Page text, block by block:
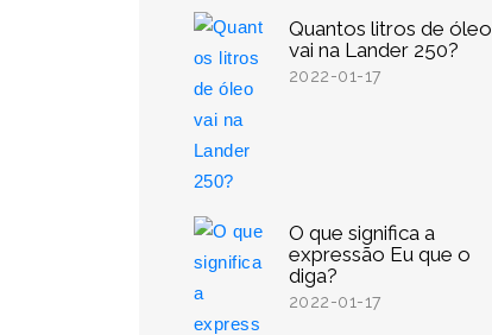
Quantos litros de óleo
vai na Lander 250?
2022-01-17
O que significa a
expressão Eu que o
diga?
2022-01-17